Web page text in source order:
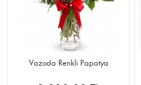
Vazoda Renkli Papatya